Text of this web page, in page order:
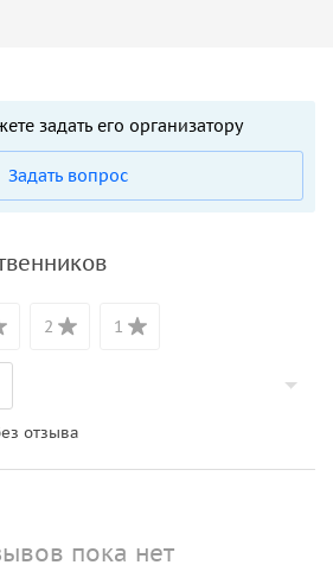
задать его организатору
Задать вопрос
2 1
отзыва
пока нет